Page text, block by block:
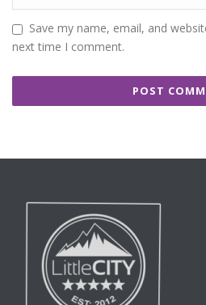
Save my name, email, and
next time I comment.